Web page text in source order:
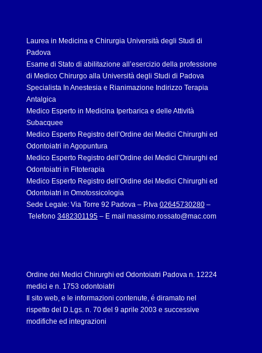
Laurea in Medicina e Chirurgia Università degli Studi di
Padova
Esame di Stato di abilitazione all’esercizio della professione
di Medico Chirurgo alla Università degli Studi di Padova
Specialista In Anestesia e Rianimazione Indirizzo Terapia
Antalgica
Medico Esperto in Medicina Iperbarica e delle Attività
Subacquee
Medico Esperto Registro dell’Ordine dei Medici Chirurghi ed
Odontoiatri in Agopuntura
Medico Esperto Registro dell’Ordine dei Medici Chirurghi ed
Odontoiatri in Fitoterapia
Medico Esperto Registro dell’Ordine dei Medici Chirurghi ed
Odontoiatri in Omotossicologia
Sede Legale: Via Torre 92 Padova – P.Iva 02645730280–
Telefono 3482301195– E mail massimo.rossato@mac.com
Ordine dei Medici Chirurghi ed Odontoiatri Padova n. 12224
medici e n. 1753 odontoiatri
Il sito web, e le informazioni contenute, é diramato nel
rispetto del D.Lgs. n. 70 del 9 aprile 2003 e successive
modifiche ed integrazioni